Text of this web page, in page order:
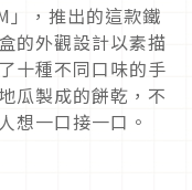
」，推出的這款鐵
的外觀設計以素描
十種不同口味的手
瓜製成的餅乾，不
想一口接一口。